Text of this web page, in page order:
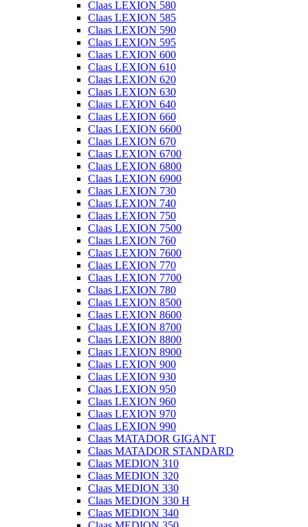
Claas LEXION 580
Claas LEXION 585
Claas LEXION 590
Claas LEXION 595
Claas LEXION 600
Claas LEXION 610
Claas LEXION 620
Claas LEXION 630
Claas LEXION 640
Claas LEXION 660
Claas LEXION 6600
Claas LEXION 670
Claas LEXION 6700
Claas LEXION 6800
Claas LEXION 6900
Claas LEXION 730
Claas LEXION 740
Claas LEXION 750
Claas LEXION 7500
Claas LEXION 760
Claas LEXION 7600
Claas LEXION 770
Claas LEXION 7700
Claas LEXION 780
Claas LEXION 8500
Claas LEXION 8600
Claas LEXION 8700
Claas LEXION 8800
Claas LEXION 8900
Claas LEXION 900
Claas LEXION 930
Claas LEXION 950
Claas LEXION 960
Claas LEXION 970
Claas LEXION 990
Claas MATADOR GIGANT
Claas MATADOR STANDARD
Claas MEDION 310
Claas MEDION 320
Claas MEDION 330
Claas MEDION 330 H
Claas MEDION 340